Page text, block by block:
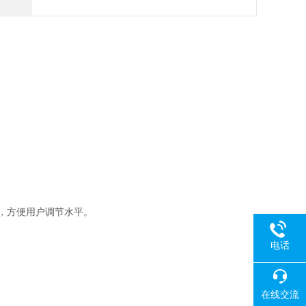
便用户调节水平。
电话
在线交流